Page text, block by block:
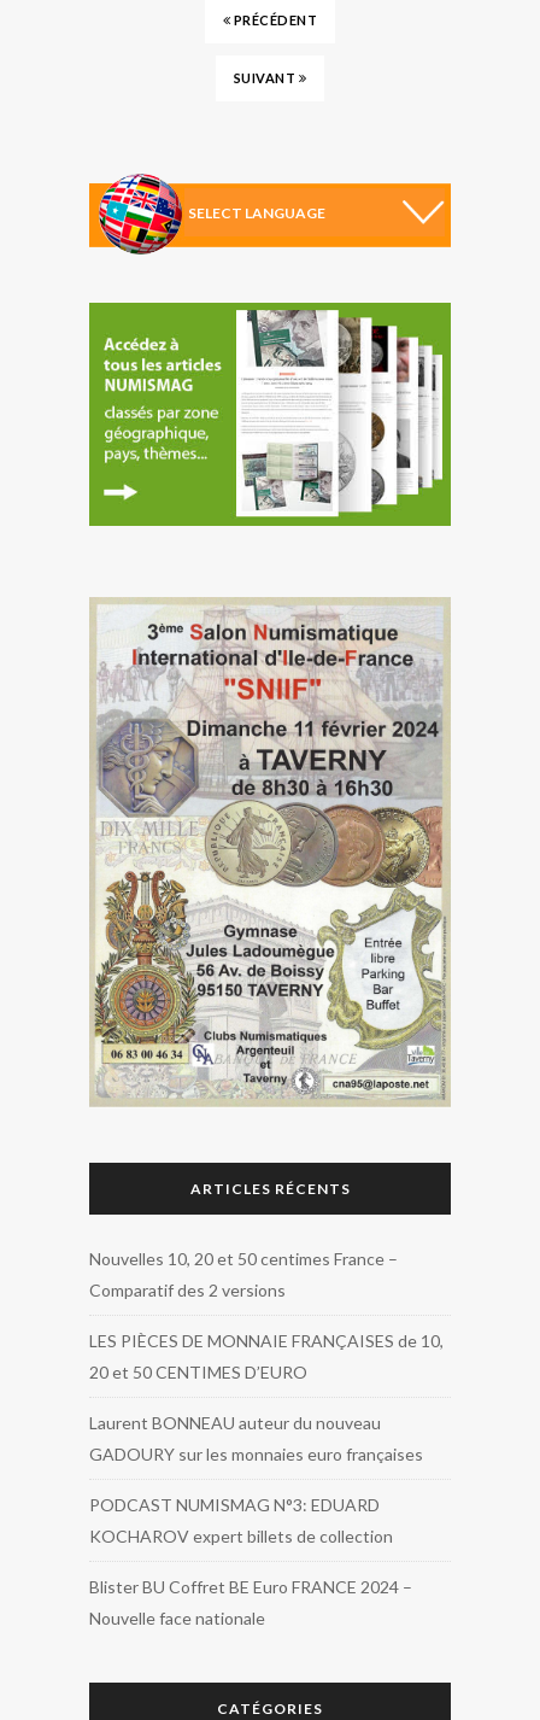
PRÉCÉDENT
SUIVANT
ARTICLES RÉCENTS
Nouvelles 10, 20 et 50 centimes France –
Comparatif des 2 versions
LES PIÈCES DE MONNAIE FRANÇAISES de 10,
20 et 50 CENTIMES D’EURO
Laurent BONNEAU auteur du nouveau
GADOURY sur les monnaies euro françaises
PODCAST NUMISMAG N°3: EDUARD
KOCHAROV expert billets de collection
Blister BU Coffret BE Euro FRANCE 2024 –
Nouvelle face nationale
CATÉGORIES